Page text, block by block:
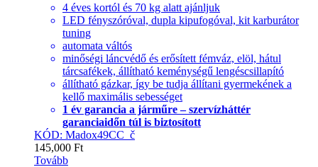
4 éves kortól és 70 kg alatt ajánljuk
LED fényszóróval, dupla kipufogóval, kit karburátor
tuning
automata váltós
minőségi láncvédő és erősített fémváz, elöl, hátul
tárcsafékek, állítható keménységű lengéscsillapító
állítható gázkar, így be tudja állítani gyermekének a
kellő maximális sebességet
1 év garancia a járműre – szervízháttér
garanciaidőn túl is biztosított
KÓD: Madox49CC_č
145,000 Ft
Tovább